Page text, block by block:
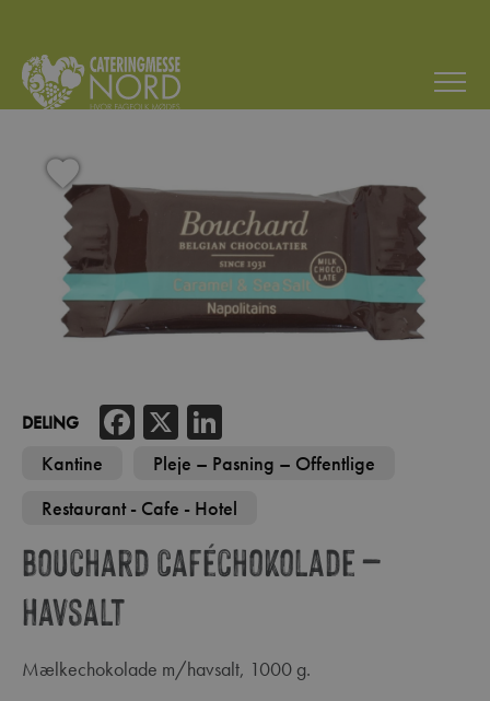
Kantine
Pleje – Pasning – Offentlige
Restaurant - Cafe - Hotel
DELING Facebook
X
Bouchard Caféchokolade –
Havsalt
Mælkechokolade m/havsalt, 1000 g.